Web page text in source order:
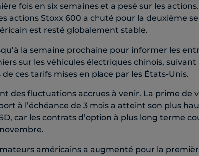
fois en six semaines et a pesé sur les actions.
actions Stoxx 600 a chuté pour la deuxième
est resté globalement stable.
la semaine prochaine pour informer les
sur les véhicules électriques chinois, suivant
ces tarifs mises en place par les États-Unis.
des fluctuations accrues à venir. La prime de
à l’échéance de 3 mois a atteint son plus
car les contrats d’option à plus long terme
américains a augmenté pour la